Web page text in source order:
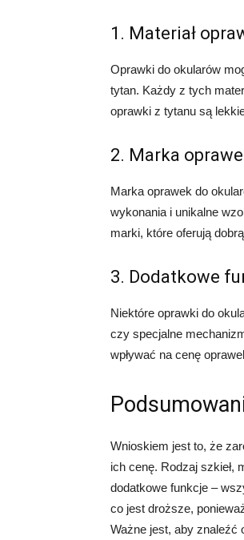
1. Materiał
Oprawki do okularów
tytan. Każdy z tych
oprawki z tytanu są
2. Marka
Marka oprawek do
wykonania i unikalne
marki, które oferują
3. Dodatkowe
Niektóre oprawki do
czy specjalne
wpływać na cenę
Wnioskiem jest to, że
ich cenę. Rodzaj szkieł,
dodatkowe funkcje –
co jest droższe,
Ważne jest, aby znaleźć